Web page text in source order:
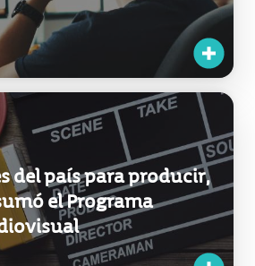
del país para producir,
el Programa